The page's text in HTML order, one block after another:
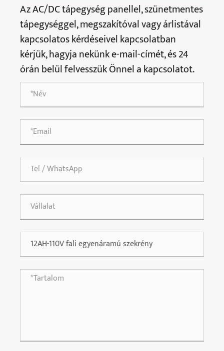
Az AC/DC tápegység panellel, szünetmentes
tápegységgel, megszakítóval vagy árlistával
kapcsolatos kérdéseivel kapcsolatban
kérjük, hagyja nekünk e-mail-címét, és 24
órán belül felvesszük Önnel a kapcsolatot.